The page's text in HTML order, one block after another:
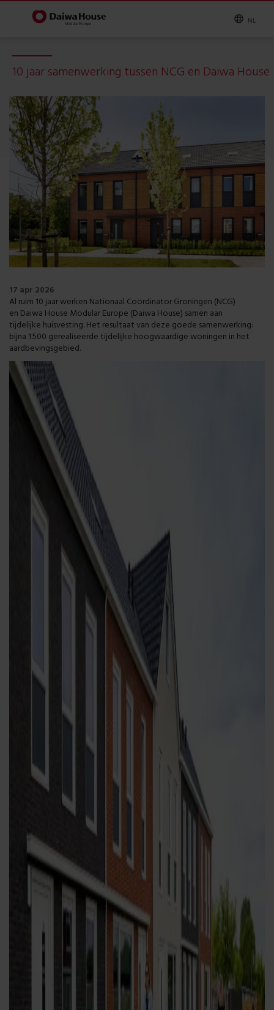
NL
10 jaar samenwerking tussen NCG en Daiwa House
17 apr 2026
Al ruim 10 jaar werken Nationaal Coördinator Groningen (NCG)
enDaiwa House Modular Europe(Daiwa House) samenaan
tijdelijkehuisvesting.Het resultaatvan deze goede samenwerking:
bijna 1.500 gerealiseerde tijdelijkehoogwaardigewoningenin het
aardbevingsgebied.